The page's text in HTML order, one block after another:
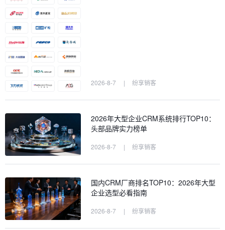
2026-8-7 | 纷享销客
2026年大型企业CRM系统排行TOP10：
头部品牌实力榜单
2026-8-7 | 纷享销客
国内CRM厂商排名TOP10：2026年大型
企业选型必看指南
2026-8-7 | 纷享销客